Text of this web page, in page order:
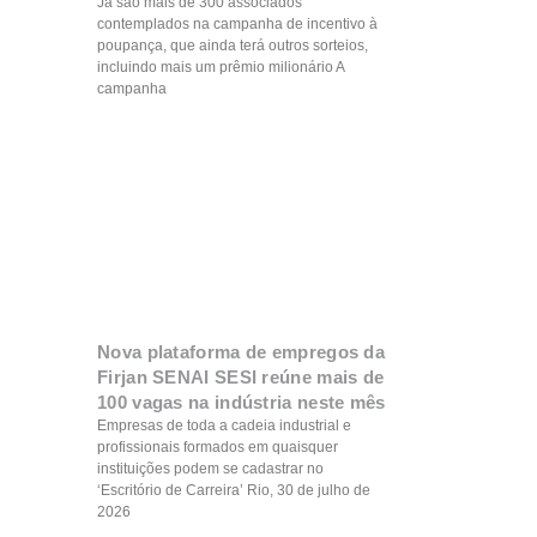
contemplados na campanha de incentivo à
poupança, que ainda terá outros sorteios,
incluindo mais um prêmio milionário A
campanha
Nova plataforma de empregos da
Firjan SENAI SESI reúne mais de
100 vagas na indústria neste mês
Empresas de toda a cadeia industrial e
profissionais formados em quaisquer
instituições podem se cadastrar no
‘Escritório de Carreira’ Rio, 30 de julho de
2026